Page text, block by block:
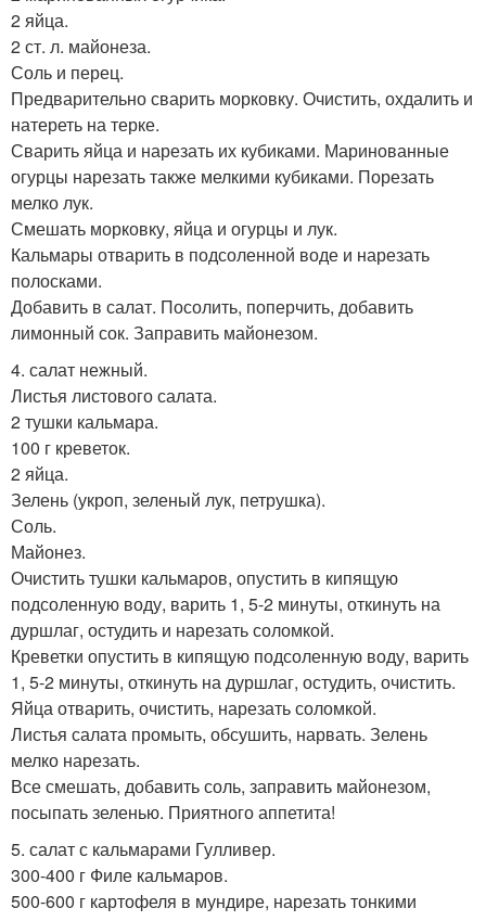
2 яйца.
2 ст. л. майонеза.
Соль и перец.
Предварительно сварить морковку. Очистить, охдалить и
натереть на терке.
Сварить яйца и нарезать их кубиками. Маринованные
огурцы нарезать также мелкими кубиками. Порезать
мелко лук.
Смешать морковку, яйца и огурцы и лук.
Кальмары отварить в подсоленной воде и нарезать
полосками.
Добавить в салат. Посолить, поперчить, добавить
лимонный сок. Заправить майонезом.
4. салат нежный.
Листья листового салата.
2 тушки кальмара.
100 г креветок.
2 яйца.
Зелень (укроп, зеленый лук, петрушка).
Соль.
Майонез.
Очистить тушки кальмаров, опустить в кипящую
подсоленную воду, варить 1, 5-2 минуты, откинуть на
дуршлаг, остудить и нарезать соломкой.
Креветки опустить в кипящую подсоленную воду, варить
1, 5-2 минуты, откинуть на дуршлаг, остудить, очистить.
Яйца отварить, очистить, нарезать соломкой.
Листья салата промыть, обсушить, нарвать. Зелень
мелко нарезать.
Все смешать, добавить соль, заправить майонезом,
посыпать зеленью. Приятного аппетита!
5. салат с кальмарами Гулливер.
300-400 г Филе кальмаров.
500-600 г картофеля в мундире, нарезать тонкими